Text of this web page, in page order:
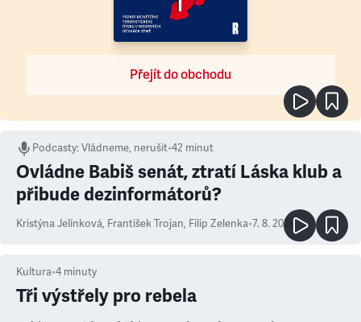
Přejít do obchodu
Podcasty:Vládneme, nerušit•42 minut
Ovládne Babiš senát, ztratí Láska klub a
přibude dezinformátorů?
Kristýna Jelínková, František Trojan, Filip Zelenka•7. 8. 2026
Kultura•4 minuty
Tři výstřely pro rebela